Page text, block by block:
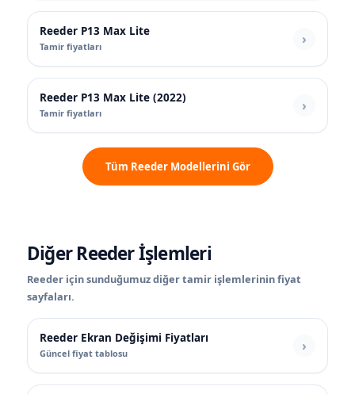
Reeder P13 Max Lite
Tamir fiyatları
Reeder P13 Max Lite (2022)
Tamir fiyatları
Tüm Reeder Modellerini Gör
Diğer Reeder İşlemleri
Reeder için sunduğumuz diğer tamir işlemlerinin fiyat
sayfaları.
Reeder Ekran Değişimi Fiyatları
Güncel fiyat tablosu